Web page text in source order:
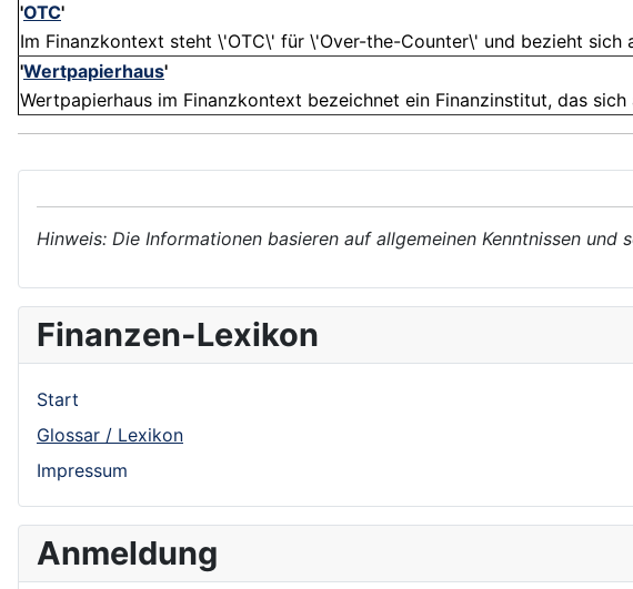
'OTC'
Im Finanzkontext steht \'OTC\' für \'Over-the-Counter\' und bezieht sich
'Wertpapierhaus'
Wertpapierhaus im Finanzkontext bezeichnet ein Finanzinstitut, das
Hinweis: Die Informationen basieren auf allgemeinen Kenntnissen
Finanzen-Lexikon
Start
Glossar / Lexikon
Impressum
Anmeldung